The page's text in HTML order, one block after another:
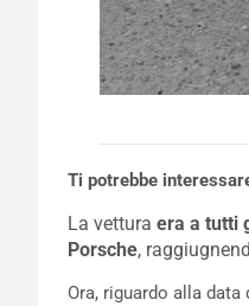
Ti potrebbe
La vettura era a tutti
Porsche,
Ora, riguardo alla